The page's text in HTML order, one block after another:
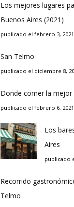
Los mejores lugares
Buenos Aires (2021)
publicado el febrero 3, 2021
San Telmo
publicado el diciembre 8,
Donde comer la mejor
publicado el febrero 6, 2021
Los
Aires
publicado
Recorrido
Telmo